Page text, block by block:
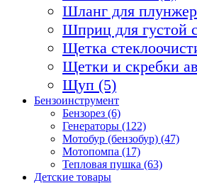
Шланг для
Шприц для густой
Щетка
Щетки и скребки
Щуп (5)
Бензоинструмент
Бензорез (6)
Генераторы (122)
Мотобур (бензобур) (47)
Мотопомпа (17)
Тепловая пушка (63)
Детские товары